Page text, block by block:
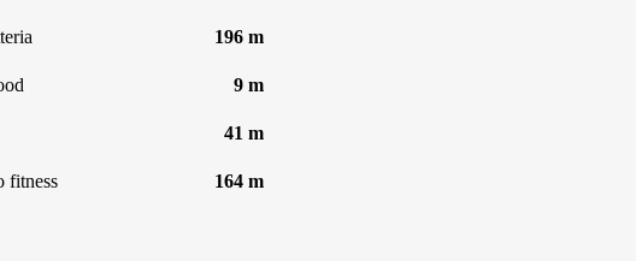
196 m
9 m
41 m
fitness 164 m